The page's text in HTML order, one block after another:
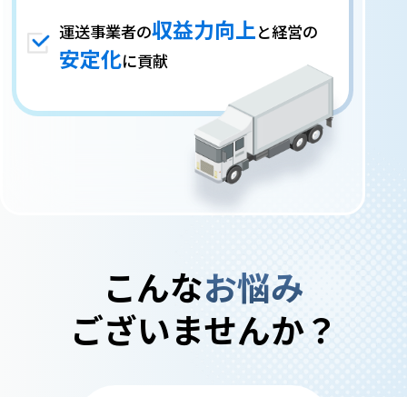
運送事業者の収益力向上と経営の
安定化に貢献
こんなお悩み
ございませんか？